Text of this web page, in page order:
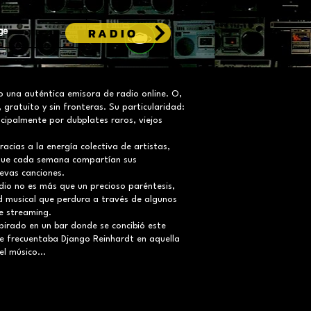
RADIO
una auténtica emisora de radio online. O,
gratuito y sin fronteras. Su particularidad:
por dubplates raros, viejos
a la energía colectiva de artistas,
cada semana compartían sus
canciones.
no es más que un precioso paréntesis,
que perdura a través de algunos
streaming.
en un bar donde se concibió este
Django Reinhardt en aquella
músico...